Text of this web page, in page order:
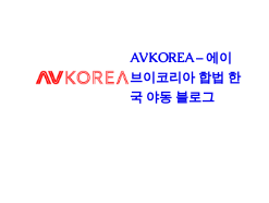
AVKOREA – 에이
브이코리아 합법 한
국 야동 블로그